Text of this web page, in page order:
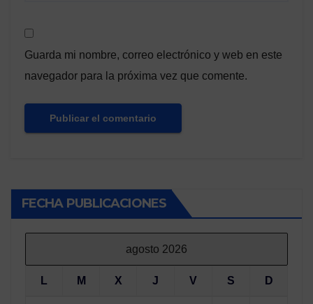
Guarda mi nombre, correo electrónico y web en este
navegador para la próxima vez que comente.
FECHA PUBLICACIONES
agosto 2026
L M X J V S D